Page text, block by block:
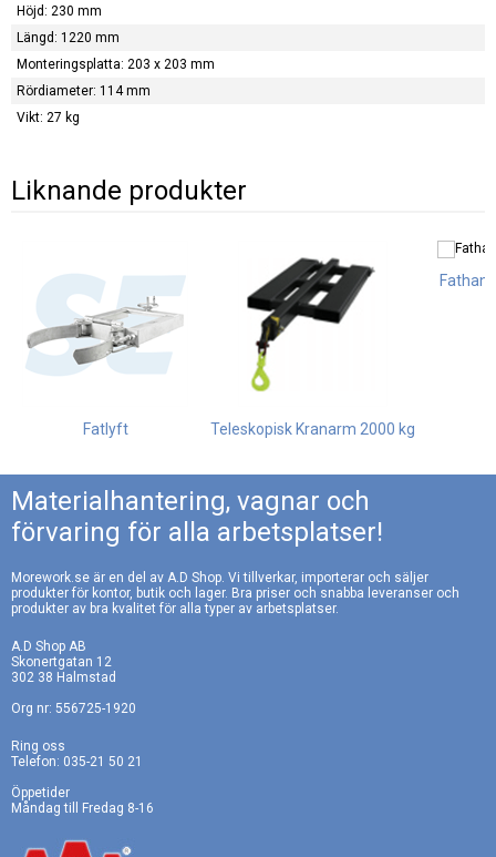
Höjd: 230 mm
Längd: 1220 mm
Monteringsplatta: 203 x 203 mm
Rördiameter: 114 mm
Vikt: 27 kg
Liknande produkter
Fatlyft Teleskopisk Kranarm 2000 kg
Materialhantering, vagnar och
förvaring för alla arbetsplatser!
Morework.se är en del av A.D Shop. Vi tillverkar, importerar och säljer
produkter för kontor, butik och lager. Bra priser och snabba leveranser och
produkter av bra kvalitet för alla typer av arbetsplatser.
A.D Shop AB
Skonertgatan 12
302 38 Halmstad
Org nr: 556725-1920
Ring oss
Telefon: 035-21 50 21
Öppetider
Måndag till Fredag 8-16